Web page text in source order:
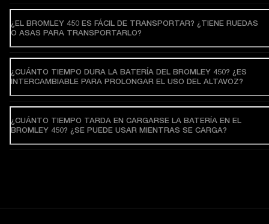
¿EL BROMLEY 450 ES FÁCIL DE TRANSPORTAR? ¿TIENE RUEDAS
O ASAS PARA TRANSPORTARLO?
¿CUÁNTO TIEMPO DURA LA BATERÍA DEL BROMLEY 450? ¿ES
INTERCAMBIABLE PARA PROLONGAR EL USO DEL ALTAVOZ?
¿CUÁNTO TIEMPO TARDA EN CARGARSE LA BATERÍA EN EL
BROMLEY 450? ¿SE PUEDE USAR MIENTRAS SE CARGA?